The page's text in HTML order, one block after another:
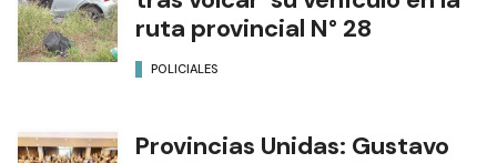
ruta provincial N° 28
POLICIALES
Provincias Unidas: Gustavo